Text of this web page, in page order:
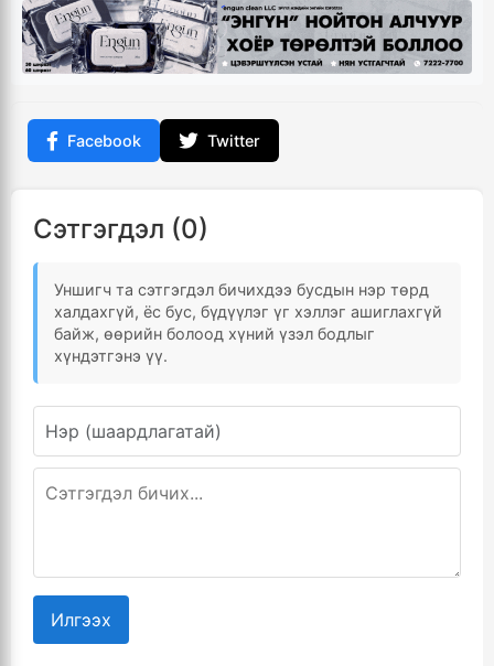
Facebook Twitter
Сэтгэгдэл (0)
Уншигч та сэтгэгдэл бичихдээ бусдын нэр төрд
халдахгүй, ёс бус, бүдүүлэг үг хэллэг ашиглахгүй
байж, өөрийн болоод хүний үзэл бодлыг
хүндэтгэнэ үү.
Илгээх